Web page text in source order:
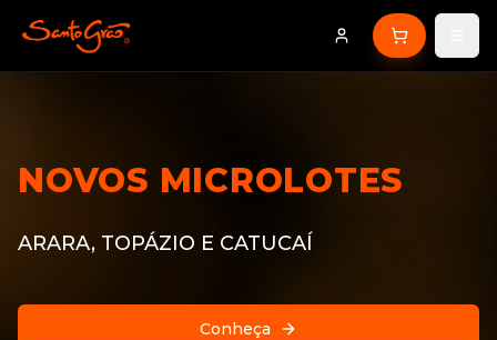
NOVOS MICROLOTES
ARARA, TOPÁZIO E CATUCAÍ
Conheça